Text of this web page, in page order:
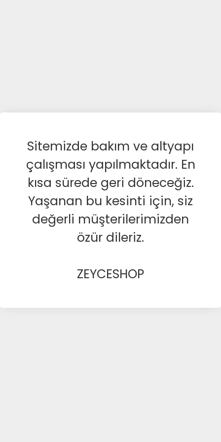
Sitemizde bakım ve altyapı
çalışması yapılmaktadır. En
kısa sürede geri döneceğiz.
Yaşanan bu kesinti için, siz
değerli müşterilerimizden
özür dileriz.
ZEYCESHOP